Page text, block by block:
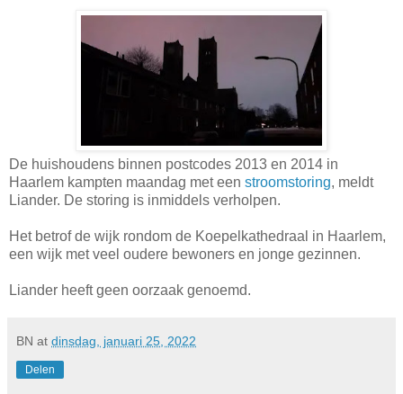
De huishoudens binnen postcodes 2013 en 2014 in
Haarlem kampten maandag met een stroomstoring, meldt
Liander. De storing is inmiddels verholpen.
Het betrof de wijk rondom de Koepelkathedraal in Haarlem,
een wijk met veel oudere bewoners en jonge gezinnen.
Liander heeft geen oorzaak genoemd.
BN at dinsdag, januari 25, 2022
Delen